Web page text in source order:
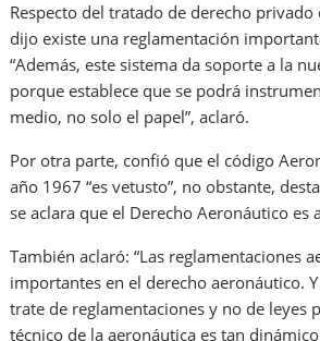
Respecto del tratado de derecho
dijo existe una reglamentación
“Además, este sistema da soporte a la
porque establece que se podrá
medio, no solo el papel”, aclaró.
Por otra parte, confió que el código
año 1967 “es vetusto”, no obstante,
se aclara que el Derecho Aeronáutico es
También aclaró: “Las reglamentaciones
importantes en el derecho aeronáutico.
trate de reglamentaciones y no de leyes
técnico de la aeronáutica es tan